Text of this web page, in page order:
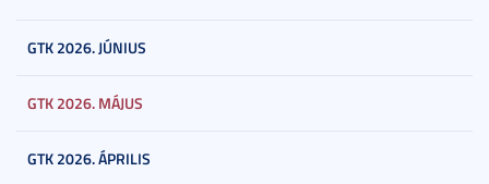
GTK 2026. JÚNIUS
GTK 2026. MÁJUS
GTK 2026. ÁPRILIS